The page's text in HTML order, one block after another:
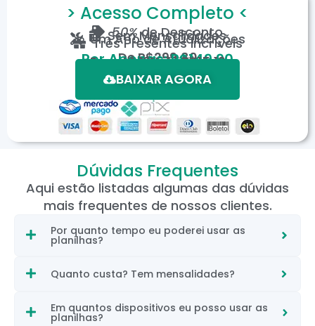
> Acesso Completo <
50%de Desconto
Sem Mensalidades
Um Ano de Atualizações
Três Presentes Incríveis
DeR$299,80
Por Apenas: R$149,90
Em até 12X de R$15,19
*Oferta válida por tempo limitado.
BAIXAR AGORA
Dúvidas Frequentes
Aqui estão listadas algumas das dúvidas
mais frequentes de nossos clientes.
Por quanto tempo eu poderei usar as
planilhas?
Quanto custa? Tem mensalidades?
Em quantos dispositivos eu posso usar as
planilhas?